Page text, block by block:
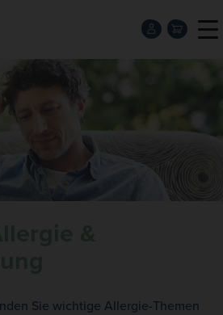
Sie wichtige Allergie-Themen